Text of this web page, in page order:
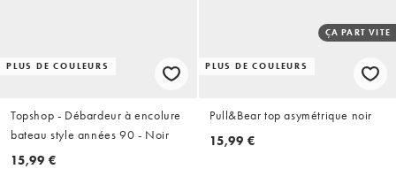
PLUS DE COULEURS
Topshop - Débardeur à encolure
bateau style années 90 - Noir
15,99 €
PLUS DE COULEURS
ÇA PART VITE
Pull&Bear top asymétrique noir
15,99 €